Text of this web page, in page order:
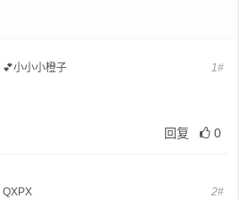
💕小小小橙子 1#
回复 0
QXPX 2#